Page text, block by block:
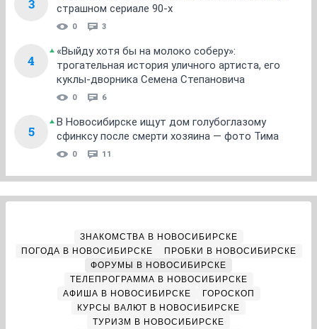
3
страшном сериале 90-х
0 3
4
«Выйду хотя бы на молоко соберу»:
трогательная история уличного артиста, его
куклы-дворника Семена Степановича
0 6
5
В Новосибирске ищут дом голубоглазому
сфинксу после смерти хозяина — фото Тима
0 11
ЗНАКОМСТВА В НОВОСИБИРСКЕ
ПОГОДА В НОВОСИБИРСКЕ
ПРОБКИ В НОВОСИБИРСКЕ
ФОРУМЫ В НОВОСИБИРСКЕ
ТЕЛЕПРОГРАММА В НОВОСИБИРСКЕ
АФИША В НОВОСИБИРСКЕ
ГОРОСКОП
КУРСЫ ВАЛЮТ В НОВОСИБИРСКЕ
ТУРИЗМ В НОВОСИБИРСКЕ